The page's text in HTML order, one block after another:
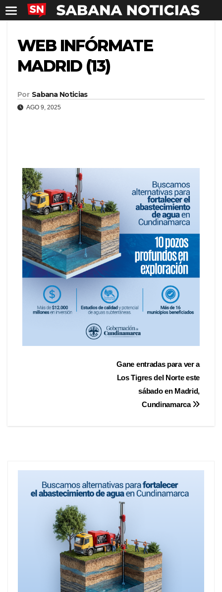
WEB INFÓRMATE
MADRID (13)
Por Sabana Noticias
AGO 9, 2025
Gane entradas para ver a
Los Tigres del Norte este
sábado en Madrid,
Cundinamarca